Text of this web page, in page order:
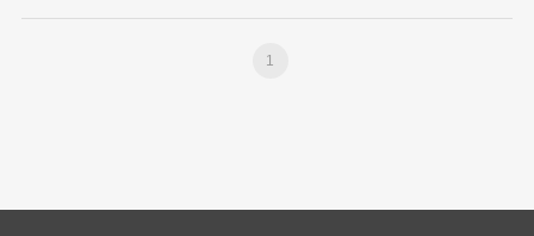
1